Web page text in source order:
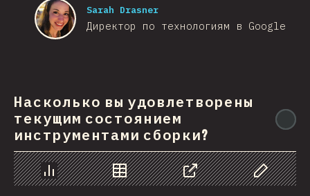
Sarah Drasner
Директор по технологиям в Google
Насколько вы удовлетворены
текущим состоянием
инструментами сборки?
График Данные Поделиться Изменить